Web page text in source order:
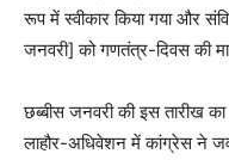
रूप में स्वीकार किया गया और
जनवरी] को गणतंत्र-दिवस की
छब्बीस जनवरी की इस तारीख
लाहौर-अधिवेशन में कांग्रेस ने